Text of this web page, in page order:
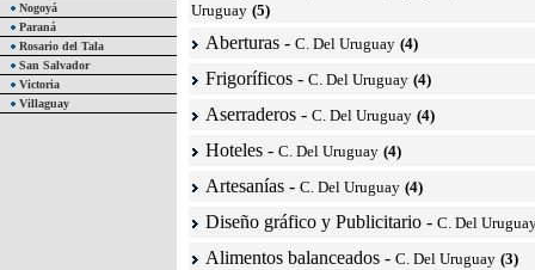
Nogoyá
Paraná
Rosario del Tala
San Salvador
Victoria
Villaguay
Uruguay (5)
Aberturas - C. Del Uruguay (4)
Frigoríficos - C. Del Uruguay (4)
Aserraderos - C. Del Uruguay (4)
Hoteles - C. Del Uruguay (4)
Artesanías - C. Del Uruguay (4)
Diseño gráfico y Publicitario - C. Del
Alimentos balanceados - C. Del Uruguay (3)